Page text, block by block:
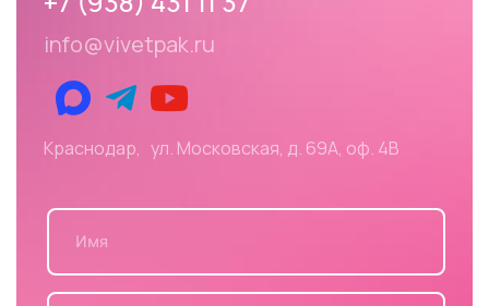
info@vivetpak.ru
Краснодар, ул. Московская, д. 69А, оф. 4В